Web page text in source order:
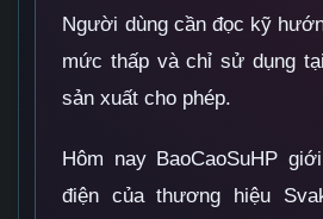
Người dùng cần đọc kỹ
mức thấp và chỉ sử dụng
sản xuất cho phép.
Hôm nay BaoCaoSuHP
điện của thương hiệu